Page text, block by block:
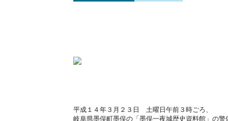
平成１４年３月２３日 土曜日午前３時ごろ、
岐阜県墨俣町墨俣の「墨俣一夜城歴史資料館」の警